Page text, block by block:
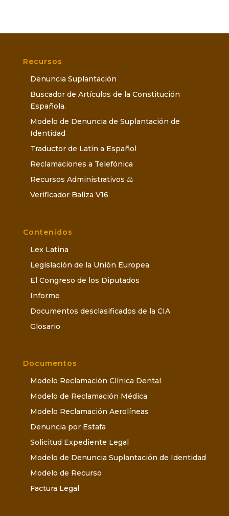
Recursos
Denuncia Suplantación
Buscador de Artículos de la Constitución
Española.
Modelo de Denuncia de Suplantación de
Identidad
Traductor de Latín a Español
Reclamaciones a Telefónica
Recursos Administrativos ⚖️
Verificador Baliza V16
Contenidos
Lex Latina
Legislación de la Unión Europea
El Congreso de los Diputados
Informe
Documentos desclasificados de la CIA
Glosario
Documentos
Modelo Reclamación Clínica Dental
Modelo de Reclamación Médica
Modelo Reclamación Aerolíneas
Denuncia por Estafa
Solicitud Expediente Legal
Modelo de Denuncia Suplantación de Identidad
Modelo de Recurso
Factura Legal